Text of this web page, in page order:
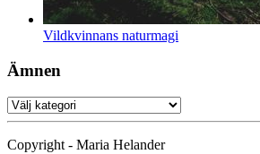
Vildkvinnans naturmagi
Ämnen
Ämnen
Copyright - Maria Helander